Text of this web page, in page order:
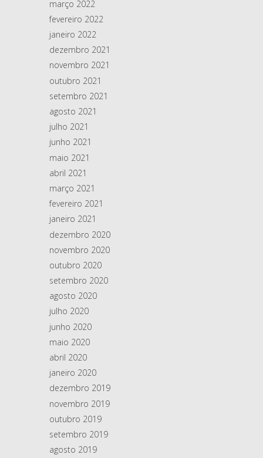
março 2022
fevereiro 2022
janeiro 2022
dezembro 2021
novembro 2021
outubro 2021
setembro 2021
agosto 2021
julho 2021
junho 2021
maio 2021
abril 2021
março 2021
fevereiro 2021
janeiro 2021
dezembro 2020
novembro 2020
outubro 2020
setembro 2020
agosto 2020
julho 2020
junho 2020
maio 2020
abril 2020
janeiro 2020
dezembro 2019
novembro 2019
outubro 2019
setembro 2019
agosto 2019